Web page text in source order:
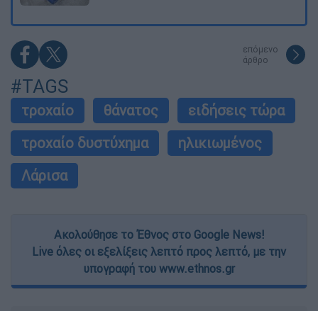
επόμενο
άρθρο
#TAGS
τροχαίο θάνατος
ειδήσεις τώρα
τροχαίο δυστύχημα
ηλικιωμένος
Λάρισα
Ακολούθησε το Έθνος στο Google News!
Live όλες οι εξελίξεις λεπτό προς λεπτό, με την
υπογραφή του www.ethnos.gr